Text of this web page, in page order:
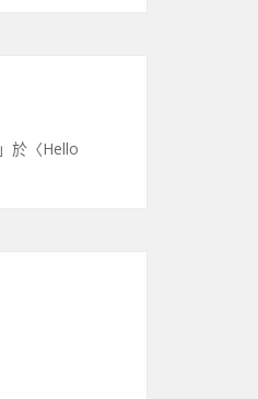
」於〈Hello